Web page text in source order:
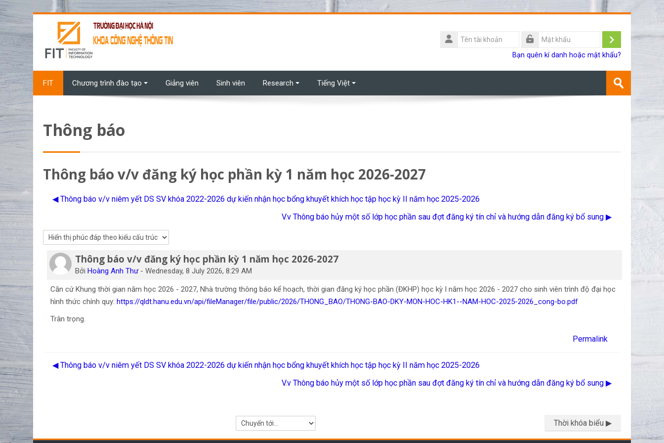
Chuyển tới nội dung chính
Tên
tài
Đăng
Bạn quên kí danh hoặc mật khẩu?
FIT Chương trình đào tạo Giảng viên Sinh viên Research Tiếng Việt
khoá
Gửi
Thông báo
Thông báo v/v đăng ký học phần kỳ 1 năm học 2026-2027
◀︎ Thông báo v/v niêm yết DS SV khóa 2022-2026 dự kiến nhận học bổng khuyết khích học tập học kỳ II năm học 2025-2026
V.v Thông báo hủy một số lớp học phần sau đợt đăng ký tín chỉ và hướng dẫn đăng ký bổ sung ▶︎
Thông báo v/v đăng ký học phần kỳ 1 năm học 2026-2027
BởiHoàng Anh Thư-Wednesday, 8 July 2026, 8:29 AM
Số lượng các câu trả lời: 0
Căn cứ Khung thời gian năm học 2026 - 2027, Nhà trường thông báo kể hoạch, thời gian đăng ký học phần (ĐKHP) học kỳ I năm học 2026 - 2027 cho sinh viên trình độ đại học
hình thức chính quy:https://qldt.hanu.edu.vn/api/fileManager/file/public/2026/THONG_BAO/THONG-BAO-DKY-MON-HOC-HK1--NAM-HOC-2025-2026_cong-bo.pdf
Trân trọng.
Permalink
◀︎ Thông báo v/v niêm yết DS SV khóa 2022-2026 dự kiến nhận học bổng khuyết khích học tập học kỳ II năm học 2025-2026
V.v Thông báo hủy một số lớp học phần sau đợt đăng ký tín chỉ và hướng dẫn đăng ký bổ sung ▶︎
Chuyển tới... Thời khóa biểu ▶︎